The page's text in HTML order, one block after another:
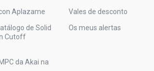
Aplazame
de Solid
Cutoff
da Akai na
Vales de desconto
Os meus alertas